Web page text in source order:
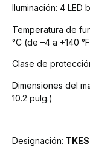
Iluminación: 4 LED
Temperatura de
°C (de –4 a +140
Clase de
Dimensiones del
10.2 pulg.)
Designación: